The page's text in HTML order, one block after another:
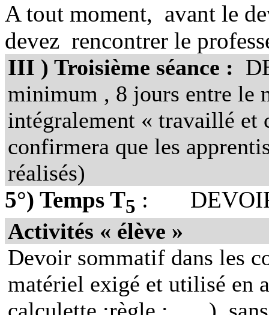
A tout moment, avant le
devez rencontrer le
III ) Troisième séance :
minimum , 8 jours entre le
intégralement « travaillé et
confirmera que les
réalisés)
5°) Temps T5 :
Activités « élève »
Devoir sommatif dans les
matériel exigé et utilisé en